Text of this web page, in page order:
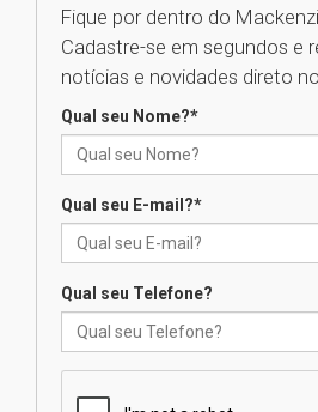
Como o
Brasília
estudantes
mesmo do
Como os
XIII Fórum
Fique por dentro do
Cadastre-se em segundos e
notícias e novidades direto
Qual seu Nome?*
Qual seu E-mail?*
Qual seu Telefone?